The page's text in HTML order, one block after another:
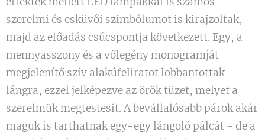
szerelmi és esküvői szimbólumot is kirajzoltak,
majd az előadás csúcspontja következett. Egy, a
mennyasszony és a vőlegény monogramját
megjelenítő szív alakúfeliratot lobbantottak
lángra, ezzel jelképezve az örök tüzet, melyet a
szerelmük megtestesít. A bevállalósabb párok akár
maguk is tarthatnak egy-egy lángoló pálcát - de a